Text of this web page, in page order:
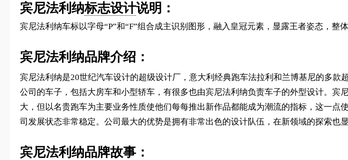
宾尼法利纳标志设计说明：
宾尼法利纳车标以字母“P”和“F”组合成主识别图形，融入皇冠元素，显露王者姿态，整
宾尼法利纳品牌介绍：
宾尼法利纳是20世纪汽车设计的超级设计厂，意大利经典跑车法拉利和兰博基尼的多
公司的车子，包括大房车和小型轿车，有很多也由宾尼法利纳负责车子的外型设计。
大，但以名贵跑车为主要业务性质使他们每每推出新作品都能成为潮流的指标，这一
司发展状态非常稳定。公司最大的优势是拥有非常出色的设计队伍，在新领域的探索也
宾尼法利纳品牌故事：